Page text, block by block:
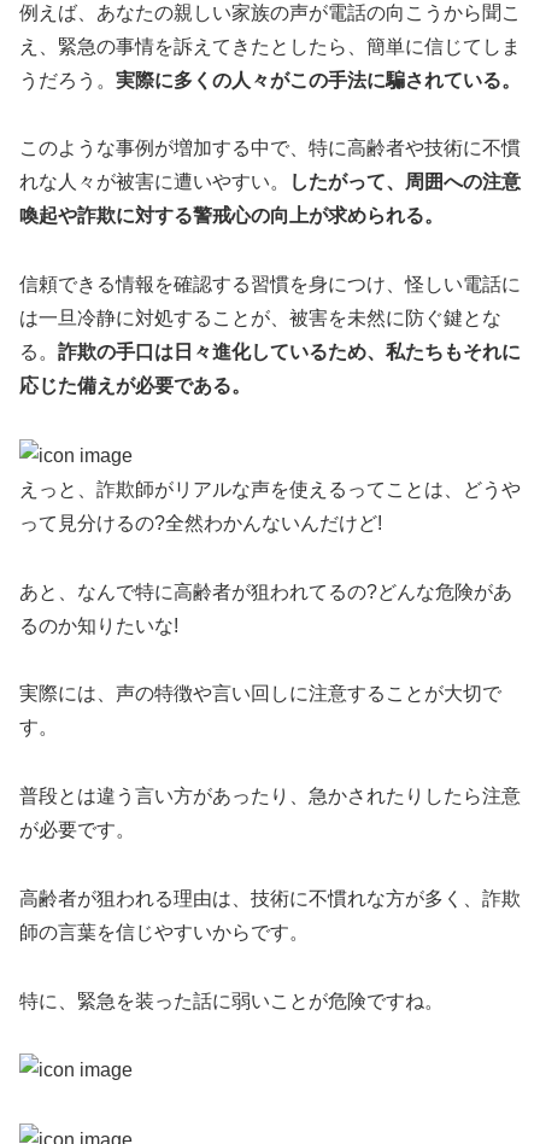
例えば、あなたの親しい家族の声が電話の向こうから聞こ
え、緊急の事情を訴えてきたとしたら、簡単に信じてしま
うだろう。 実際に多くの人々がこの手法に騙されている。
このような事例が増加する中で、特に高齢者や技術に不慣
れな人々が被害に遭いやすい。
したがって、周囲への注意
喚起や詐欺に対する警戒心の向上が求められる。
信頼できる情報を確認する習慣を身につけ、怪しい電話に
は一旦冷静に対処することが、被害を未然に防ぐ鍵とな
る。 詐欺の手口は日々進化しているため、私たちもそれに
応じた備えが必要である。
えっと、詐欺師がリアルな声を使えるってことは、どうや
って見分けるの?全然わかんないんだけど!
あと、なんで特に高齢者が狙われてるの?どんな危険があ
るのか知りたいな!
実際には、声の特徴や言い回しに注意することが大切で
す。
普段とは違う言い方があったり、急かされたりしたら注意
が必要です。
高齢者が狙われる理由は、技術に不慣れな方が多く、詐欺
師の言葉を信じやすいからです。
特に、緊急を装った話に弱いことが危険ですね。